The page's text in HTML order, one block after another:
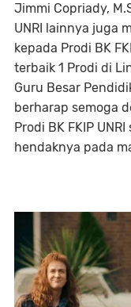
Jimmi Copriady,
UNRI lainnya juga
kepada Prodi BK
terbaik 1 Prodi di
Guru Besar
berharap semoga
Prodi BK FKIP
hendaknya pada